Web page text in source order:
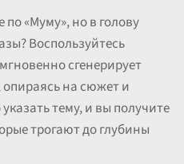
«Муму», но в голову
Воспользуйтесь
сгенерирует
на сюжет и
тему, и вы получите
трогают до глубины